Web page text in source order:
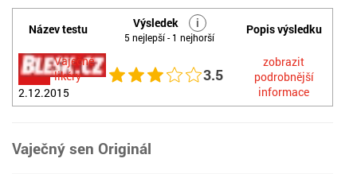
Název testu Výsledek i
5 nejlepší - 1 nejhorší
Popis výsledku
Vaječné
likéry
2.12.2015
3.5
zobrazit
podrobnější
informace
Vaječný sen Originál